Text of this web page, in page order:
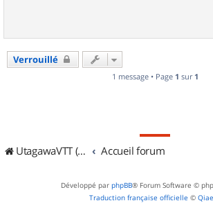
Verrouillé
1 message • Page 1 sur 1
UtagawaVTT (Randos VTT et VTTAE avec traces GPS) Accueil forum
Développé par phpBB® Forum Software ©
Traduction française officielle ©